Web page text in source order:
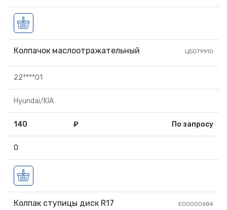
Колпачок маслоотражательный ЦБ079910
22****01
Hyundai/KIA
140 ₽ По запросу
0
Колпак ступицы диск R17 EО0000684